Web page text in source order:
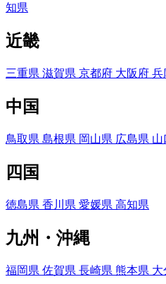
知県
近畿
三重県 滋賀県 京都府 大阪府 兵
中国
鳥取県 島根県 岡山県 広島県 山
四国
徳島県 香川県 愛媛県 高知県
九州・沖縄
福岡県 佐賀県 長崎県 熊本県 大